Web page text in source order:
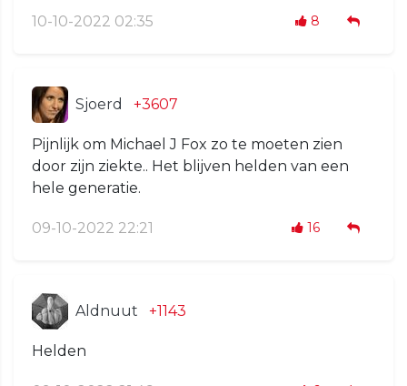
10-10-2022 02:35 8
Sjoerd +3607
Pijnlijk om Michael J Fox zo te moeten zien
door zijn ziekte.. Het blijven helden van een
hele generatie.
09-10-2022 22:21 16
Aldnuut +1143
Helden